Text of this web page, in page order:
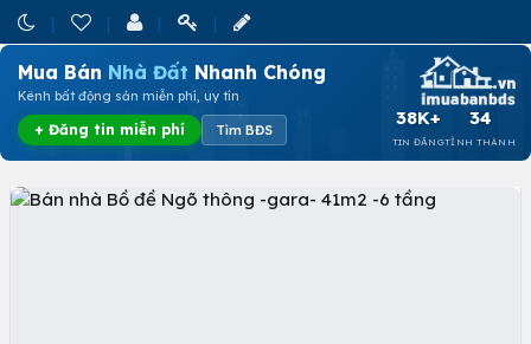
Mua Bán Nhà Đất Nhanh Chóng
Kênh bất động sản miễn phí, uy tín
+ Đăng tin miễn phí Tìm BĐS
38K+
TIN ĐĂNG
34
TỈNH THÀNH